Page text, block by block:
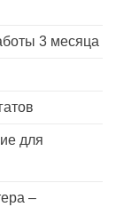
3 месяца
для
–